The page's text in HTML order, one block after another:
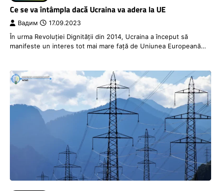
Ce se va întâmpla dacă Ucraina va adera la UE
Вадим 17.09.2023
În urma Revoluției Dignității din 2014, Ucraina a început să
manifeste un interes tot mai mare față de Uniunea Europeană…